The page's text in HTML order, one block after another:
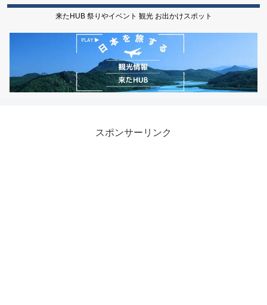
来たHUB 祭りやイベント 観光 お出かけスポット
スポンサーリンク